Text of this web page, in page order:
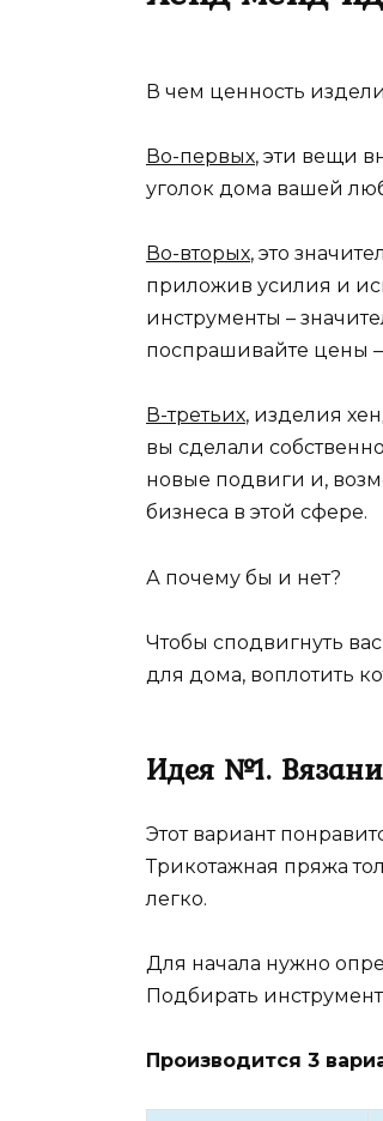
В чем ценность
Во-первых, эти вещи
уголок дома вашей
Во-вторых, это
приложив усилия и
инструменты –
поспрашивайте цены
В-третьих, изделия
вы сделали
новые подвиги и,
бизнеса в этой сфере.
А почему бы и нет?
Чтобы сподвигнуть
для дома, воплотить
Идея №1.
Этот вариант
Трикотажная пряжа
легко.
Для начала нужно
Подбирать
Производится 3